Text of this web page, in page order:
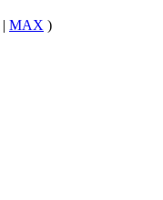
| MAX )